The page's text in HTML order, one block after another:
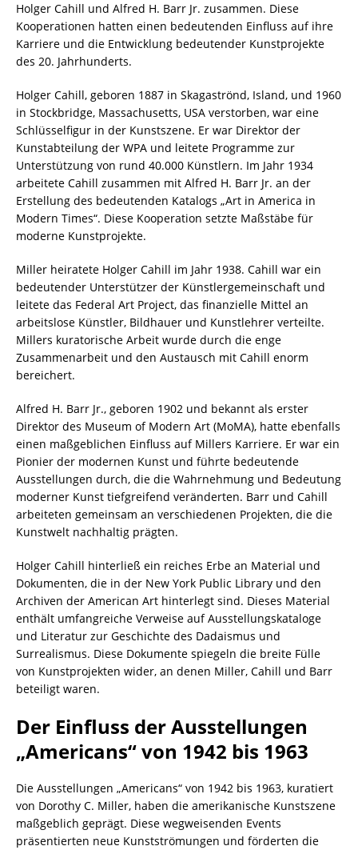
Holger Cahill und Alfred H. Barr Jr. zusammen. Diese
Kooperationen hatten einen bedeutenden Einfluss auf ihre
Karriere und die Entwicklung bedeutender Kunstprojekte
des 20. Jahrhunderts.
Holger Cahill, geboren 1887 in Skagaströnd, Island, und 1960
in Stockbridge, Massachusetts, USA verstorben, war eine
Schlüsselfigur in der Kunstszene. Er war Direktor der
Kunstabteilung der WPA und leitete Programme zur
Unterstützung von rund 40.000 Künstlern. Im Jahr 1934
arbeitete Cahill zusammen mit Alfred H. Barr Jr. an der
Erstellung des bedeutenden Katalogs „Art in America in
Modern Times“. Diese Kooperation setzte Maßstäbe für
moderne Kunstprojekte.
Miller heiratete Holger Cahill im Jahr 1938. Cahill war ein
bedeutender Unterstützer der Künstlergemeinschaft und
leitete das Federal Art Project, das finanzielle Mittel an
arbeitslose Künstler, Bildhauer und Kunstlehrer verteilte.
Millers kuratorische Arbeit wurde durch die enge
Zusammenarbeit und den Austausch mit Cahill enorm
bereichert.
Alfred H. Barr Jr., geboren 1902 und bekannt als erster
Direktor des Museum of Modern Art (MoMA), hatte ebenfalls
einen maßgeblichen Einfluss auf Millers Karriere. Er war ein
Pionier der modernen Kunst und führte bedeutende
Ausstellungen durch, die die Wahrnehmung und Bedeutung
moderner Kunst tiefgreifend veränderten. Barr und Cahill
arbeiteten gemeinsam an verschiedenen Projekten, die die
Kunstwelt nachhaltig prägten.
Holger Cahill hinterließ ein reiches Erbe an Material und
Dokumenten, die in der New York Public Library und den
Archiven der American Art hinterlegt sind. Dieses Material
enthält umfangreiche Verweise auf Ausstellungskataloge
und Literatur zur Geschichte des Dadaismus und
Surrealismus. Diese Dokumente spiegeln die breite Fülle
von Kunstprojekten wider, an denen Miller, Cahill und Barr
beteiligt waren.
Der Einfluss der Ausstellungen
„Americans“ von 1942 bis 1963
Die Ausstellungen „Americans“ von 1942 bis 1963, kuratiert
von Dorothy C. Miller, haben die amerikanische Kunstszene
maßgeblich geprägt. Diese wegweisenden Events
präsentierten neue Kunstströmungen und förderten die